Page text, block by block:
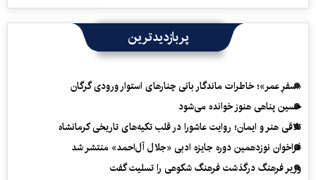
پربازدیدترین
«سفرِ عمر»؛ خاطرات ماندگار بانی چنارهای استوار ورودی گرگان
حسین پناهی هنوز خوانده می‌شود
تلاقی هنر و ایمان؛ روایت عاشورا در قلب تکیه‌های تاریخی کرمانشاه
فراخوان نوزدهمین دوره جایزه ادبی «جلال آل‌احمد» منتشر شد
وزیر فرهنگ درگذشت فرهنگ شکوهی را تسلیت گفت